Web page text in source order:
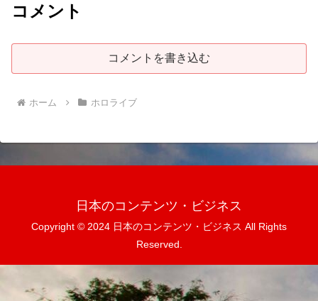
コメント
コメントを書き込む
ホーム ホロライブ
日本のコンテンツ・ビジネス
Copyright © 2024 日本のコンテンツ・ビジネス All Rights
Reserved.